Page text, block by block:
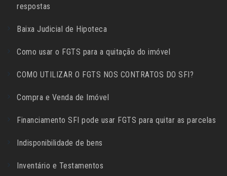
respostas
Baixa Judicial de Hipoteca
Como usar o FGTS para a quitação do imóvel
COMO UTILIZAR O FGTS NOS CONTRATOS DO SFI?
Compra e Venda de Imóvel
Financiamento SFI pode usar FGTS para quitar as parcelas
Indisponibilidade de bens
Inventário e Testamentos